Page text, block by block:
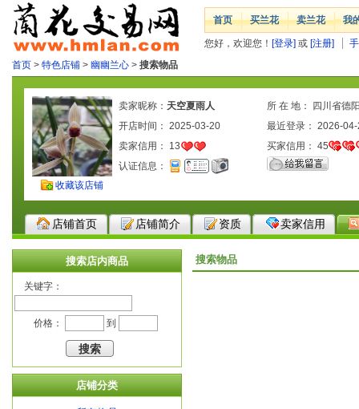
首页 买兰花 卖兰花 我
您好，欢迎您！ [登录] 或 [注册]
首页 > 特色店铺 > 幽幽兰心 > 搜索物品
收藏该店铺
卖家昵称： 天空夏雨人
所 在 地： 四川省德
开店时间： 2025-03-20
最近登录： 2026-
卖家信用： 13 买家信用： 45
认证信息：
店铺首页 店铺简介 资质 卖家信用
搜索店内商品
关键字：
价格： 到
店铺分类
搜索物品